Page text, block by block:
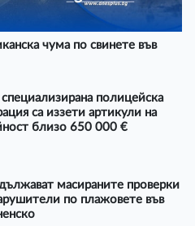
чума по свинете във
полицейска
са иззети артикули на
близо 650 000 €
масираните проверки
по плажовете във